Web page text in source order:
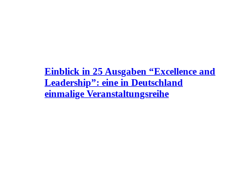
Einblick in 25 Ausgaben “Excellence and
Leadership”: eine in Deutschland
einmalige Veranstaltungsreihe